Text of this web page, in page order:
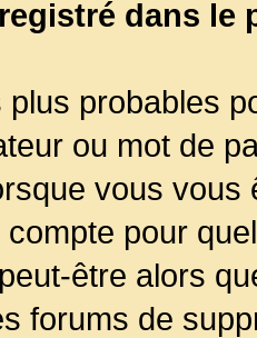
dans le
plus probables
ou mot de
vous
pour
être alors
forums de